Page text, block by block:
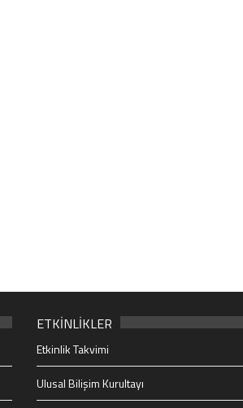
ETKİNLİKLER
Etkinlik Takvimi
Ulusal Bilişim Kurultayı